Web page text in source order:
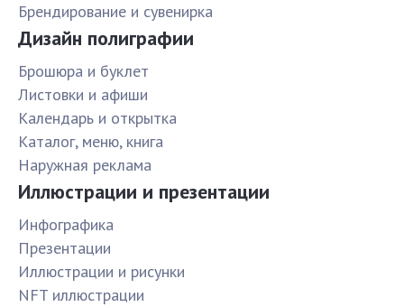
Брендирование и сувенирка
Дизайн полиграфии
Брошюра и буклет
Листовки и афиши
Календарь и открытка
Каталог, меню, книга
Наружная реклама
Иллюстрации и презентации
Инфографика
Презентации
Иллюстрации и рисунки
NFT иллюстрации